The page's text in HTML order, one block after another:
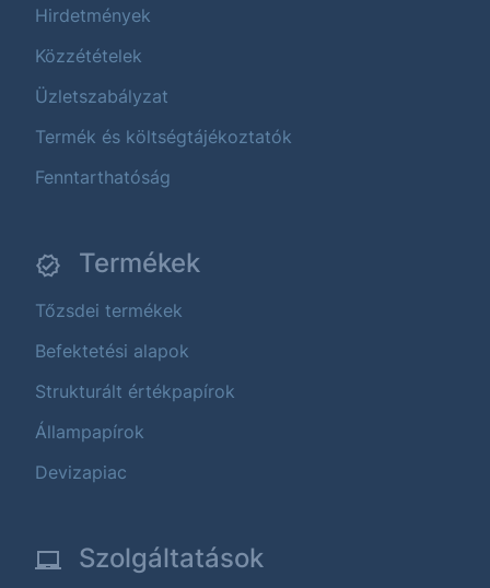
Hirdetmények
Közzétételek
Üzletszabályzat
Termék és költségtájékoztatók
Fenntarthatóság
Termékek
Tőzsdei termékek
Befektetési alapok
Strukturált értékpapírok
Állampapírok
Devizapiac
Szolgáltatások